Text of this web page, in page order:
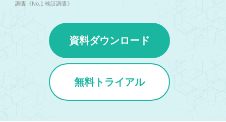
調査《No.1 検証調査》
資料ダウンロード
無料トライアル